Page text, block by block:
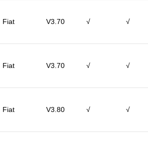
Fiat V3.70 √ √
Fiat V3.70 √ √
Fiat V3.80 √ √